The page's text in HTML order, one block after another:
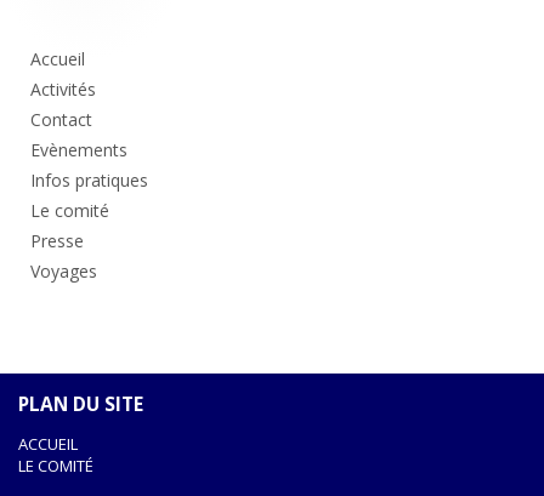
principale
Accueil
Activités
Contact
Evènements
Infos pratiques
Le comité
Presse
Voyages
PLAN DU SITE
ACCUEIL
LE COMITÉ